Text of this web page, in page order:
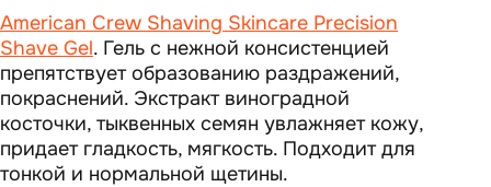
American Crew Shaving Skincare Precision
Shave Gel. Гель с нежной консистенцией
препятствует образованию раздражений,
покраснений. Экстракт виноградной
косточки, тыквенных семян увлажняет кожу,
придает гладкость, мягкость. Подходит для
тонкой и нормальной щетины.